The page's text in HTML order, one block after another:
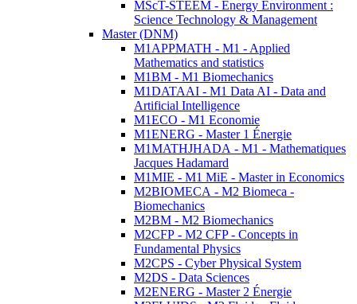
MScT-STEEM - Energy Environment :
Science Technology & Management
Master (DNM)
M1APPMATH - M1 - Applied
Mathematics and statistics
M1BM - M1 Biomechanics
M1DATAAI - M1 Data AI - Data and
Artificial Intelligence
M1ECO - M1 Economie
M1ENERG - Master 1 Énergie
M1MATHJHADA - M1 - Mathematiques
Jacques Hadamard
M1MIE - M1 MiE - Master in Economics
M2BIOMECA - M2 Biomeca -
Biomechanics
M2BM - M2 Biomechanics
M2CFP - M2 CFP - Concepts in
Fundamental Physics
M2CPS - Cyber Physical System
M2DS - Data Sciences
M2ENERG - Master 2 Énergie